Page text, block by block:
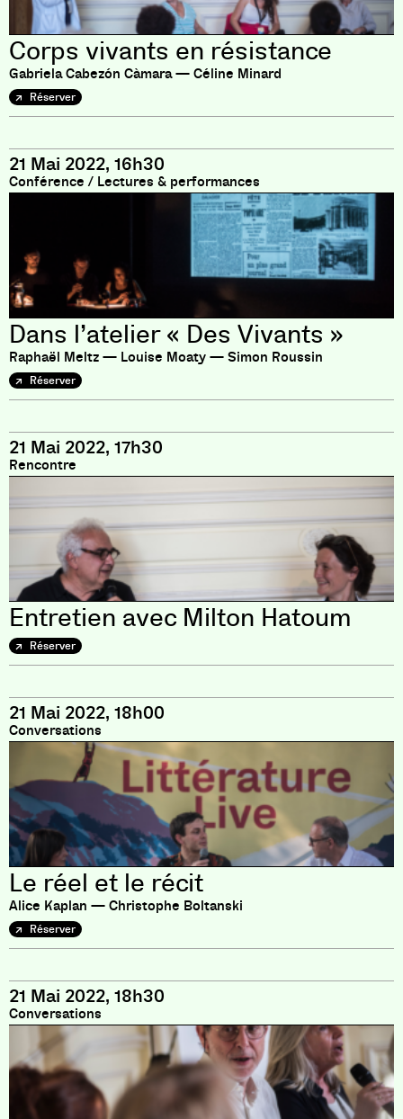
Corps vivants en résistance
Gabriela Cabezón Càmara — Céline Minard
Réserver
21 Mai 2022, 16h30
Conférence / Lectures & performances
Dans l’atelier « Des Vivants »
Raphaël Meltz — Louise Moaty — Simon Roussin
Réserver
21 Mai 2022, 17h30
Rencontre
Entretien avec Milton Hatoum
Réserver
21 Mai 2022, 18h00
Conversations
Le réel et le récit
Alice Kaplan — Christophe Boltanski
Réserver
21 Mai 2022, 18h30
Conversations